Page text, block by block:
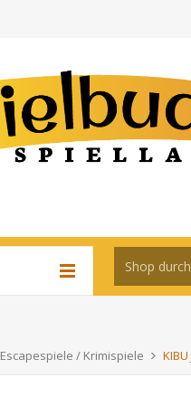
Escapespiele / Krimispiele